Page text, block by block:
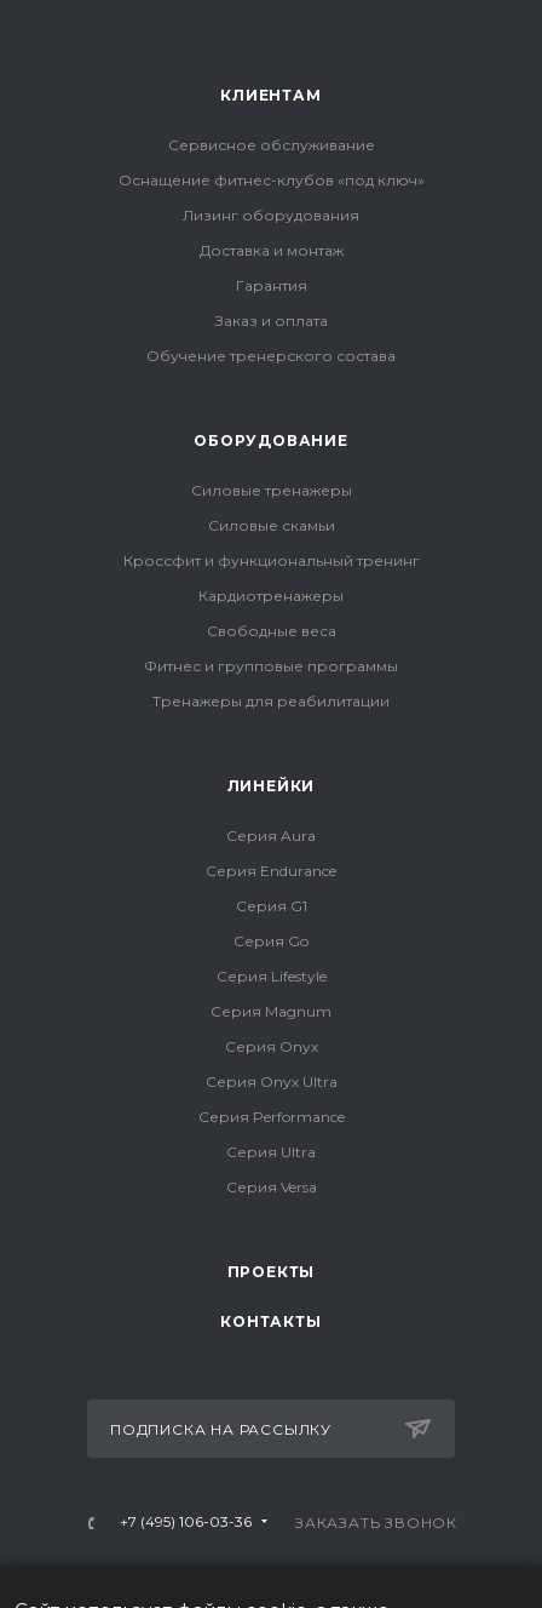
КЛИЕНТАМ
Сервисное обслуживание
Оснащение фитнес-клубов «под ключ»
Лизинг оборудования
Доставка и монтаж
Гарантия
Заказ и оплата
Обучение тренерского состава
ОБОРУДОВАНИЕ
Силовые тренажеры
Силовые скамьи
Кроссфит и функциональный тренинг
Кардиотренажеры
Свободные веса
Фитнес и групповые программы
Тренажеры для реабилитации
ЛИНЕЙКИ
Серия Aura
Серия Endurance
Серия G1
Серия Go
Серия Lifestyle
Серия Magnum
Серия Onyx
Серия Onyx Ultra
Серия Performance
Серия Ultra
Серия Versa
ПРОЕКТЫ
КОНТАКТЫ
ПОДПИСКА НА РАССЫЛКУ
+7 (495) 106-03-36 ЗАКАЗАТЬ ЗВОНОК